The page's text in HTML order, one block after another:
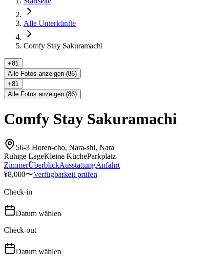
Alle Unterkünfte
Comfy Stay Sakuramachi
+81
Alle Fotos anzeigen (86)
+81
Alle Fotos anzeigen (86)
Comfy Stay Sakuramachi
56-3 Horen-cho, Nara-shi, Nara
Ruhige LageKleine KücheParkplatz
ZimmerÜberblickAusstattungAnfahrt
¥8,000〜Verfügbarkeit prüfen
Check-in
Datum wählen
Check-out
Datum wählen